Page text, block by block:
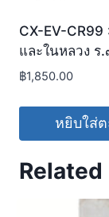
CX-EV-CR99
และในหลวง ร
฿1,850.00
หยิบใส่